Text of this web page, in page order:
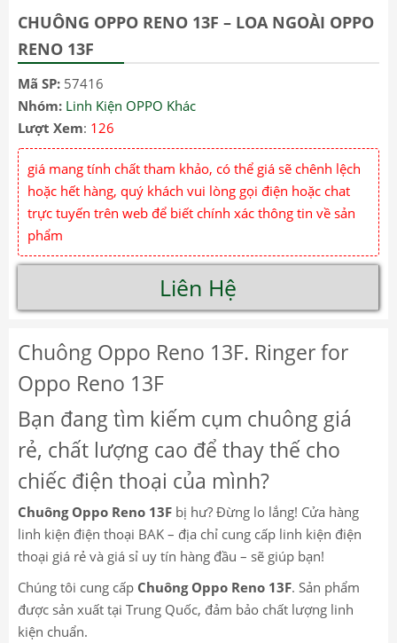
CHUÔNG OPPO RENO 13F – LOA NGOÀI OPPO
RENO 13F
Mã SP: 57416
Nhóm: Linh Kiện OPPO Khác
Lượt Xem: 126
giá mang tính chất tham khảo, có thể giá sẽ chênh lệch
hoặc hết hàng, quý khách vui lòng gọi điện hoặc chat
trực tuyến trên web để biết chính xác thông tin về sản
phẩm
Liên Hệ
Chuông Oppo Reno 13F. Ringer for
Oppo Reno 13F
Bạn đang tìm kiếm cụm chuông giá
rẻ, chất lượng cao để thay thế cho
chiếc điện thoại của mình?
Chuông Oppo Reno 13F bị hư? Đừng lo lắng! Cửa hàng
linh kiện điện thoại BAK – địa chỉ cung cấp linh kiện điện
thoại giá rẻ và giá sỉ uy tín hàng đầu – sẽ giúp bạn!
Chúng tôi cung cấp Chuông Oppo Reno 13F. Sản phẩm
được sản xuất tại Trung Quốc, đảm bảo chất lượng linh
kiện chuẩn.